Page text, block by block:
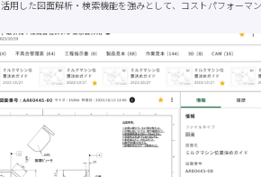
日刊工業新聞社
用した図面解析・検索機能を強みとして、コストパフォー